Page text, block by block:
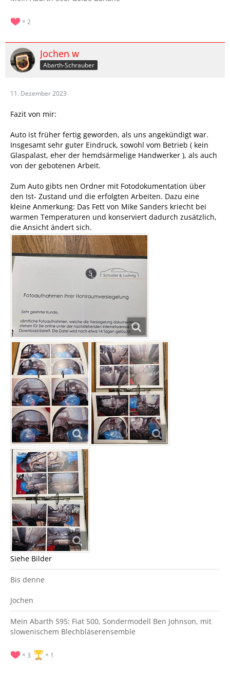
2
Jochen w
Abarth-Schrauber
11. Dezember 2023
Fazit von mir:
Auto ist früher fertig geworden, als uns angekündigt war.
Insgesamt sehr guter Eindruck, sowohl vom Betrieb ( kein
Glaspalast, eher der hemdsärmelige Handwerker ), als auch
von der gebotenen Arbeit.
Zum Auto gibts nen Ordner mit Fotodokumentation über
den Ist- Zustand und die erfolgten Arbeiten. Dazu eine
kleine Anmerkung: Das Fett von Mike Sanders kriecht bei
warmen Temperaturen und konserviert dadurch zusätzlich,
die Ansicht ändert sich.
Siehe Bilder
Bis denne
Jochen
Mein Abarth 595: Fiat 500, Sondermodell Ben Johnson, mit
slowenischem Blechbläserensemble
3 1